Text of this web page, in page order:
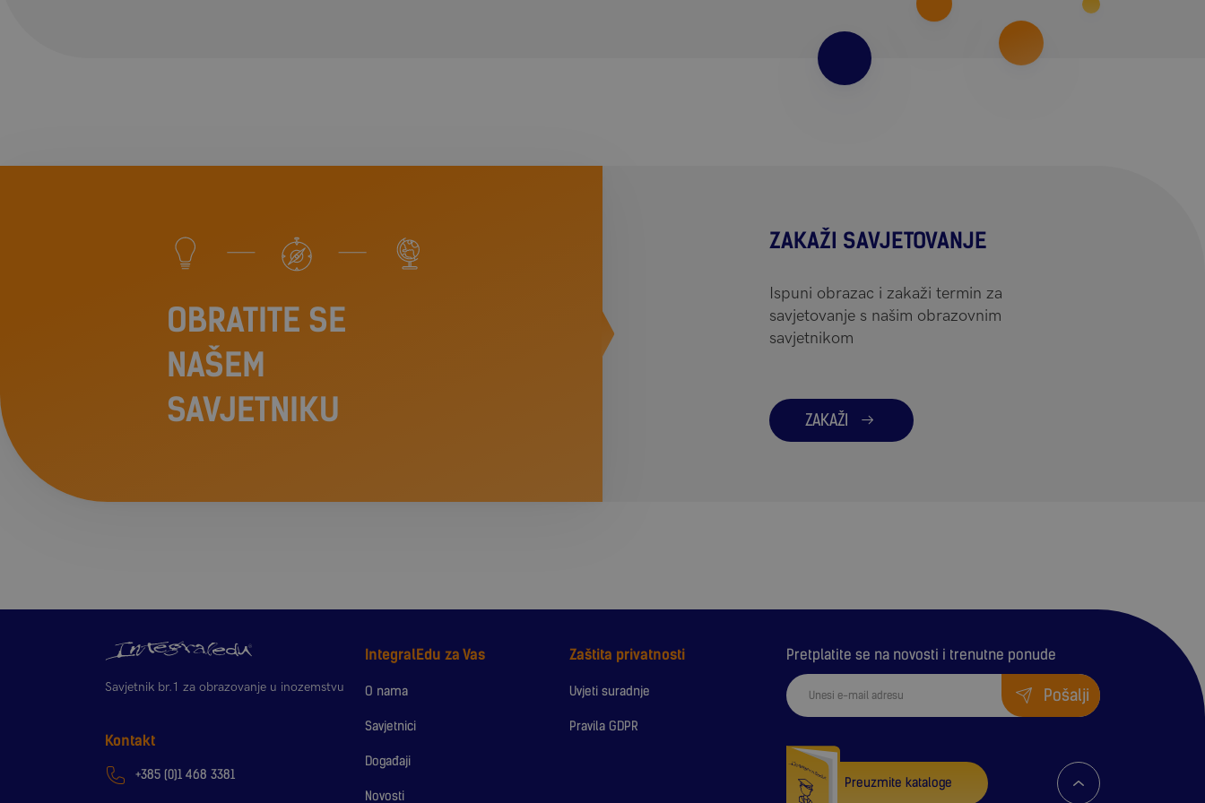
OBRATITE SE
NAŠEM
SAVJETNIKU
ZAKAŽI SAVJETOVANJE
Ispuni obrazac i zakaži termin za
savjetovanje s našim obrazovnim
savjetnikom
ZAKAŽI
Savjetnik br.1 za obrazovanje u inozemstvu
Kontakt
+385 (0)1 468 3381
IntegralEdu za Vas
O nama
Savjetnici
Događaji
Novosti
Zaštita privatnosti
Uvjeti suradnje
Pravila GDPR
Pretplatite se na novosti i trenutne ponude
Pošalji
Preuzmite kataloge